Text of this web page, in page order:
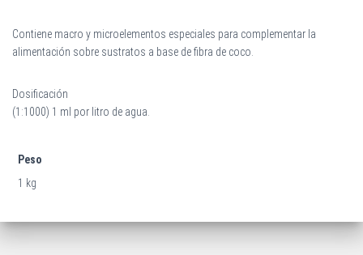
Contiene macro y microelementos especiales para complementar la
alimentación sobre sustratos a base de fibra de coco.
Dosificación
(1:1000) 1 ml por litro de agua.
Peso
1 kg